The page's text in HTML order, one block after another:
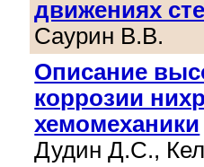
движениях
Саурин В.В.
Описание
коррозии
хемомеханики
Дудин Д.С.,